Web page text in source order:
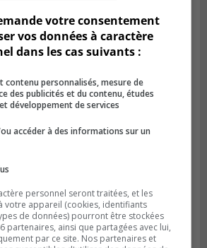
12h00
saisonnier à Saint-
votre consentement
vos données à caractère
dans les cas suivants :
contenu personnalisés, mesure de
des publicités et du contenu, études
développement de services
accéder à des informations sur un
personnel seront traitées, et les
votre appareil (cookies, identifiants
de données) pourront être stockées
partenaires, ainsi que partagées avec lui,
par ce site. Nos partenaires et